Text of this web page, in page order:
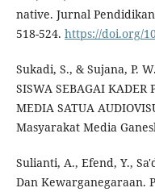
native. Jurnal
518-524. https://doi.org/
Sukadi, S., & Sujana, P.
SISWA SEBAGAI
MEDIA SATUA
Masyarakat Media
Sulianti, A., Efend, Y.,
Dan Kewarganegaraan.